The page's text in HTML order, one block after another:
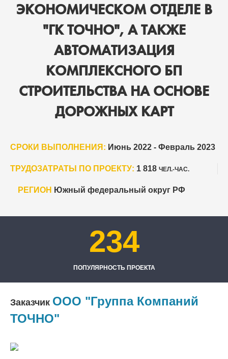
ЭКОНОМИЧЕСКОМ ОТДЕЛЕ В
"ГК ТОЧНО", А ТАКЖЕ
АВТОМАТИЗАЦИЯ
КОМПЛЕКСНОГО БП
СТРОИТЕЛЬСТВА НА ОСНОВЕ
ДОРОЖНЫХ КАРТ
СРОКИ ВЫПОЛНЕНИЯ: Июнь 2022 - Февраль 2023
ТРУДОЗАТРАТЫ ПО ПРОЕКТУ: 1 818 ЧЕЛ.-ЧАС.
РЕГИОН Южный федеральный округ РФ
234
ПОПУЛЯРНОСТЬ ПРОЕКТА
Заказчик ООО "Группа Компаний
ТОЧНО"